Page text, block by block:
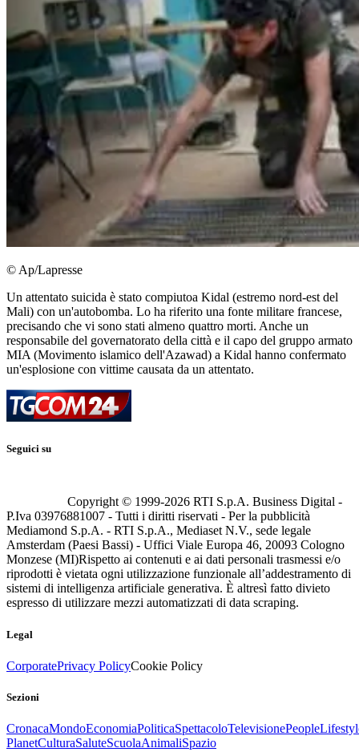
© Ap/Lapresse
Un attentato suicida è stato compiutoa Kidal (estremo nord-est del
Mali) con un'autobomba. Lo ha riferito una fonte militare francese,
precisando che vi sono stati almeno quattro morti. Anche un
responsabile del governatorato della città e il capo del gruppo armato
MIA (Movimento islamico dell'Azawad) a Kidal hanno confermato
un'esplosione con vittime causata da un attentato.
Seguici su
Copyright © 1999-2026 RTI S.p.A. Business Digital -
P.Iva 03976881007 - Tutti i diritti riservati - Per la pubblicità
Mediamond S.p.A. - RTI S.p.A., Mediaset N.V., sede legale
Amsterdam (Paesi Bassi) - Uffici Viale Europa 46, 20093 Cologno
Monzese (MI)Rispetto ai contenuti e ai dati personali trasmessi e/o
riprodotti è vietata ogni utilizzazione funzionale all’addestramento di
sistemi di intelligenza artificiale generativa. È altresì fatto divieto
espresso di utilizzare mezzi automatizzati di data scraping.
Legal
CorporatePrivacy PolicyCookie Policy
Sezioni
CronacaMondoEconomiaPoliticaSpettacoloTelevisionePeople
PlanetCulturaSaluteScuolaAnimaliSpazio